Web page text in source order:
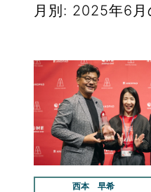
月別: 2025年6月
西本 早希